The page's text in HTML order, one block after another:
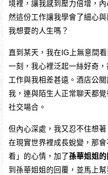
境裡，讓我感到壓力倍增，
然這份工作讓我學會了細心
我想要的人生嗎？
直到某天，我在IG上無意間看
一刻，我心裡泛起一絲好奇
工作與我相差甚遠。酒店公
我，連與陌生人正常聊天都
社交場合。
但內心深處，我又忍不住想
在現實世界裡成長蛻變，那
看」的心情，加了孫華姐姐的
到孫華姐姐的回覆，並馬上幫